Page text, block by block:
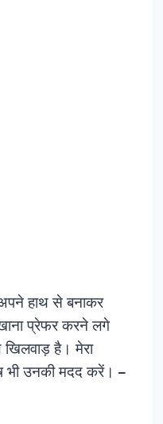
हाथ से बनाकर
प्रेफर करने लगे
है। मेरा
भी उनकी मदद करें। –